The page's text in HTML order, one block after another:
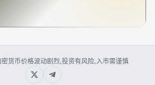
货币价格波动剧烈,投资有风险,入市需谨慎